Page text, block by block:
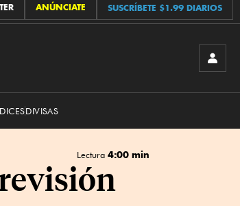
ANÚNCIATE SUSCRÍBETE $1.99 DIARIOS
DIVISAS
Lectura 4:00 min